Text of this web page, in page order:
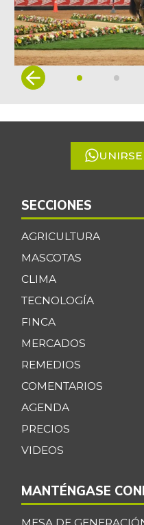
Item
5
SECCIONES
AGRICULTURA
MASCOTAS
CLIMA
TECNOLOGÍA
FINCA
MERCADOS
REMEDIOS
COMENTARIOS
AGENDA
PRECIOS
VIDEOS
MANTÉNGASE
MESA DE